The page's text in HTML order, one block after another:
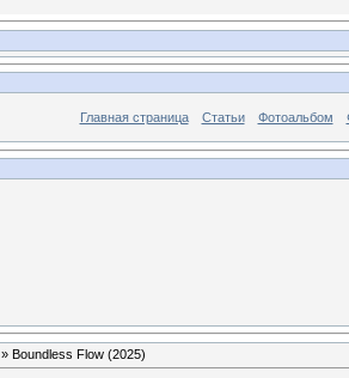
Главная страница Статьи Фотоальбом
» Boundless Flow (2025)